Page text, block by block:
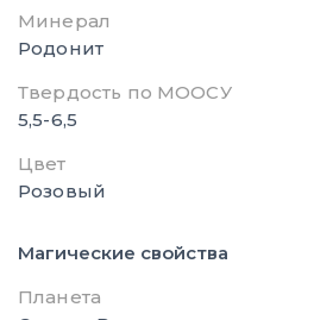
Минерал
Родонит
Твердость по МООСУ
5,5-6,5
Цвет
Розовый
Магические свойства
Планета